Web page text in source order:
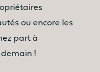
ou encore les
part à
!